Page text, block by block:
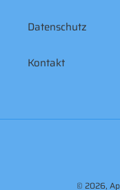
Datenschutz
Kontakt
© 2026,